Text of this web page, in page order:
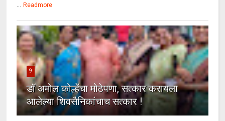
... Readmore
9
डॉ अमोल कोल्हेंचा मोठेपणा, सत्कार करायला
आलेल्या शिवसैनिकांचाच सत्कार !